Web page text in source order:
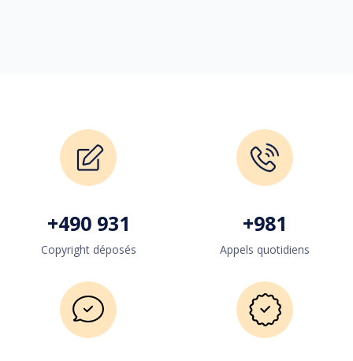
+500 000
Copyright déposés
+1 000
Appels quotidiens